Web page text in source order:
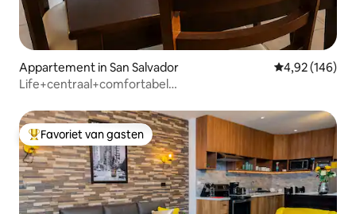
Appartement in San Salvador Gemiddelde
4,92 (146)
Life+centraal+comfortabel
Topfavoriet van gasten
Favoriet van gasten